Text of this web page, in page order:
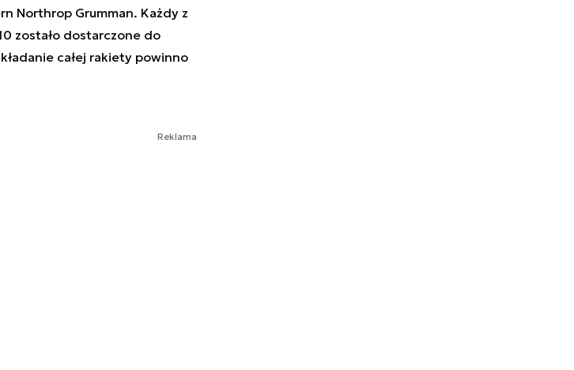
Northrop Grumman. Każdy z
zostało dostarczone do
całej rakiety powinno
Reklama